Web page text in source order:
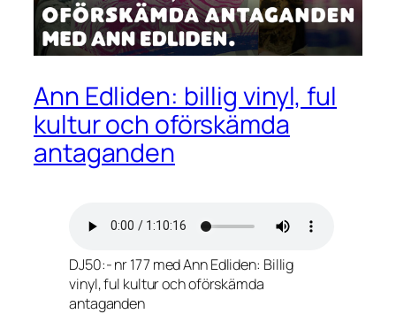
Ann Edliden: billig vinyl, ful
kultur och oförskämda
antaganden
DJ50:- nr 177 med Ann Edliden: Billig
vinyl, ful kultur och oförskämda
antaganden